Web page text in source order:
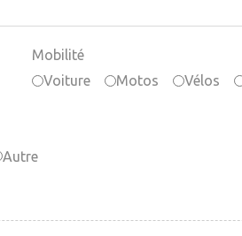
Mobilité
Voiture
Motos Vélos
Autre